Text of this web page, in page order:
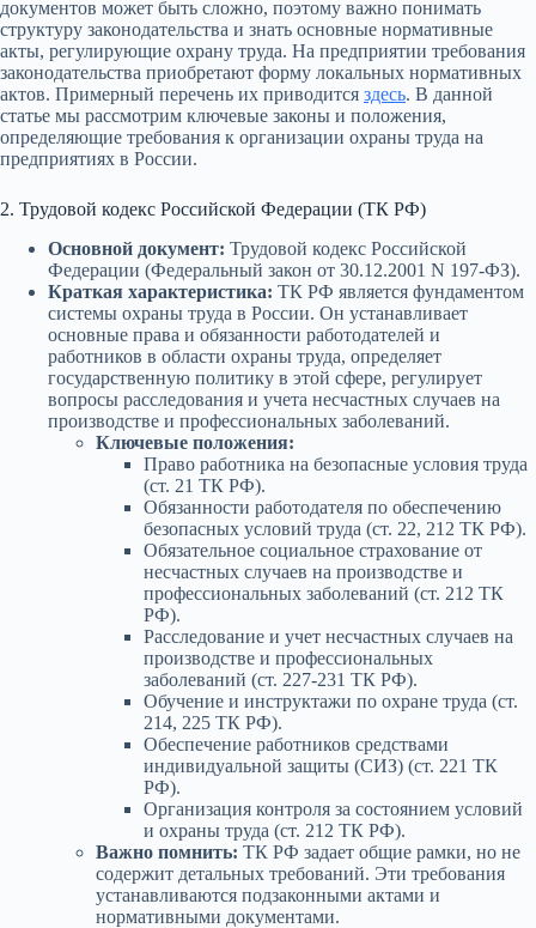
документов может быть сложно, поэтому важно понимать
структуру законодательства и знать основные нормативные
акты, регулирующие охрану труда. На предприятии требования
законодательства приобретают форму локальных нормативных
актов. Примерный перечень их приводится здесь. В данной
статье мы рассмотрим ключевые законы и положения,
определяющие требования к организации охраны труда на
предприятиях в России.
2. Трудовой кодекс Российской Федерации (ТК РФ)
Основной документ: Трудовой кодекс Российской
Федерации (Федеральный закон от 30.12.2001 N 197-ФЗ).
Краткая характеристика: ТК РФ является фундаментом
системы охраны труда в России. Он устанавливает
основные права и обязанности работодателей и
работников в области охраны труда, определяет
государственную политику в этой сфере, регулирует
вопросы расследования и учета несчастных случаев на
производстве и профессиональных заболеваний.
Ключевые положения:
Право работника на безопасные условия труда
(ст. 21 ТК РФ).
Обязанности работодателя по обеспечению
безопасных условий труда (ст. 22, 212 ТК РФ).
Обязательное социальное страхование от
несчастных случаев на производстве и
профессиональных заболеваний (ст. 212 ТК
РФ).
Расследование и учет несчастных случаев на
производстве и профессиональных
заболеваний (ст. 227-231 ТК РФ).
Обучение и инструктажи по охране труда (ст.
214, 225 ТК РФ).
Обеспечение работников средствами
индивидуальной защиты (СИЗ) (ст. 221 ТК
РФ).
Организация контроля за состоянием условий
и охраны труда (ст. 212 ТК РФ).
Важно помнить: ТК РФ задает общие рамки, но не
содержит детальных требований. Эти требования
устанавливаются подзаконными актами и
нормативными документами.